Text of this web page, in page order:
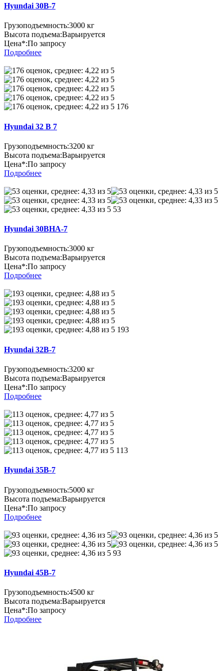
Hyundai 30B-7
Грузоподъемность:3000 кг
Высота подъема:Варьируется
Цена*:По запросу
Подробнее
176
Hyundai 32 B 7
Грузоподъемность:3200 кг
Высота подъема:Варьируется
Цена*:По запросу
Подробнее
53
Hyundai 30BHA-7
Грузоподъемность:3000 кг
Высота подъема:Варьируется
Цена*:По запросу
Подробнее
193
Hyundai 32B-7
Грузоподъемность:3200 кг
Высота подъема:Варьируется
Цена*:По запросу
Подробнее
113
Hyundai 35B-7
Грузоподъемность:5000 кг
Высота подъема:Варьируется
Цена*:По запросу
Подробнее
93
Hyundai 45B-7
Грузоподъемность:4500 кг
Высота подъема:Варьируется
Цена*:По запросу
Подробнее